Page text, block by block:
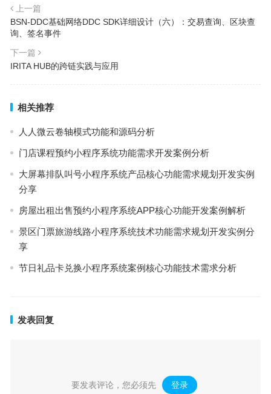
上一篇
BSN-DDC基础网络DDC SDK详细设计（六）：交易查询、区块查
询、签名事件
下一篇
IRITA HUB的跨链实践与应用
相关推荐
人人微云卷轴模式功能和源码分析
门店课程预约小程序系统功能需求开发案例分析
大屏幕排队叫号小程序系统产品核心功能需求规划开发实例
分享
房屋出租出售预约小程序系统APP核心功能开发案例解析
景区门票旅游线路小程序系统技术功能需求规划开发实例分
享
节日礼品卡兑换小程序系统案例核心功能技术需求分析
发表回复
要发表评论，您必须先 登录 。